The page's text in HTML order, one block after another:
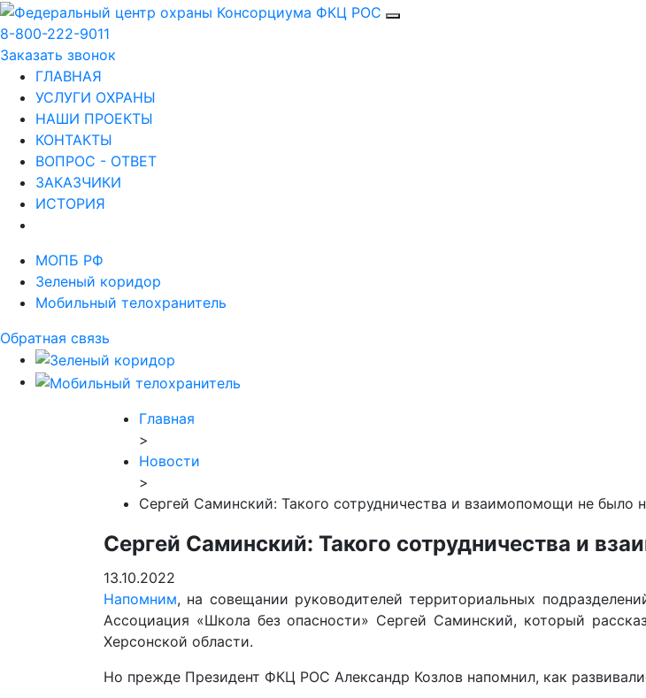
8-800-222-9011
Заказать звонок
ГЛАВНАЯ
УСЛУГИ ОХРАНЫ
НАШИ ПРОЕКТЫ
КОНТАКТЫ
ВОПРОС - ОТВЕТ
ЗАКАЗЧИКИ
ИСТОРИЯ
МОПБ РФ
Зеленый коридор
Мобильный телохранитель
Обратная связь
Главная
>
Новости
>
Сергей Саминский: Такого сотрудничества и взаимопомощи не было
Сергей Саминский: Такого сотрудничества и
13.10.2022
Напомним, на совещании руководителей территориальных
Ассоциация «Школа без опасности» Сергей Саминский, который
Херсонской области.
Но прежде Президент ФКЦ РОС Александр Козлов напомнил, как